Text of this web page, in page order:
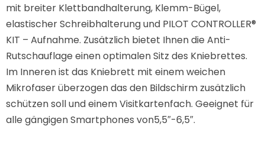
mit breiter Klettbandhalterung, Klemm-Bügel,
elastischer Schreibhalterung und PILOT CONTROLLER®
KIT – Aufnahme. Zusätzlich bietet Ihnen die Anti-
Rutschauflage einen optimalen Sitz des Kniebrettes.
Im Inneren ist das Kniebrett mit einem weichen
Mikrofaser überzogen das den Bildschirm zusätzlich
schützen soll und einem Visitkartenfach. Geeignet für
alle gängigen Smartphones von5,5″-6,5″.